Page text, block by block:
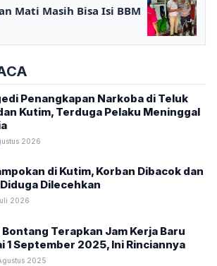
Mati Masih Bisa Isi BBM
Penangkapan Narkoba di Teluk
Kutim, Terduga Pelaku Meninggal
2026
di Kutim, Korban Dibacok dan
Dilecehkan
2026
Bontang Terapkan Jam Kerja Baru
1 September 2025, Ini Rinciannya
2025